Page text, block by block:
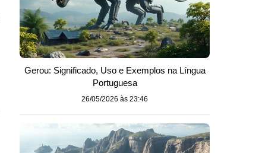
Gerou: Significado, Uso e Exemplos na Língua
Portuguesa
26/05/2026 às 23:46